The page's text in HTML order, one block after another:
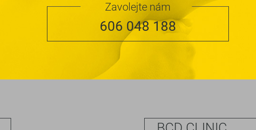
Zavolejte nám
606 048 188